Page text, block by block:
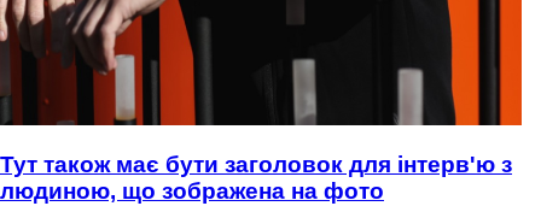
Тут також має бути заголовок для інтерв'ю з
людиною, що зображена на фото